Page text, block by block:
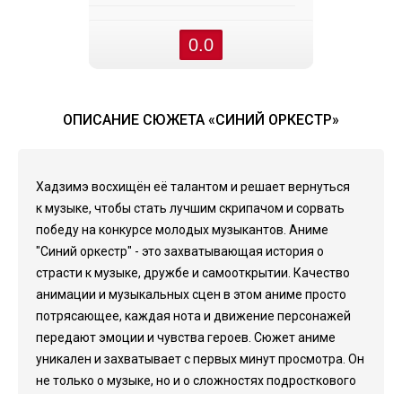
0.0
ОПИСАНИЕ СЮЖЕТА «СИНИЙ ОРКЕСТР»
Хадзимэ восхищён её талантом и решает вернуться
к музыке, чтобы стать лучшим скрипачом и сорвать
победу на конкурсе молодых музыкантов. Аниме
"Синий оркестр" - это захватывающая история о
страсти к музыке, дружбе и самооткрытии. Качество
анимации и музыкальных сцен в этом аниме просто
потрясающее, каждая нота и движение персонажей
передают эмоции и чувства героев. Сюжет аниме
уникален и захватывает с первых минут просмотра. Он
не только о музыке, но и о сложностях подросткового